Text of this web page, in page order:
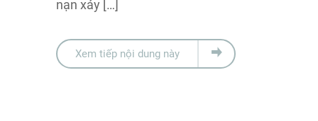
nạn xảy […]
Xem tiếp nội dung này